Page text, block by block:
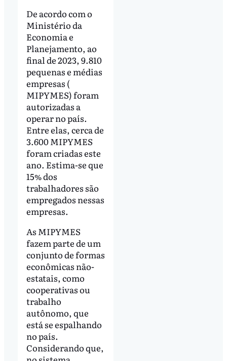
De acordo com o
Ministério da
Economia e
Planejamento, ao
final de 2023, 9.810
pequenas e médias
empresas (
MIPYMES) foram
autorizadas a
operar no país.
Entre elas, cerca de
3.600 MIPYMES
foram criadas este
ano. Estima-se que
15% dos
trabalhadores são
empregados nessas
empresas.
As MIPYMES
fazem parte de um
conjunto de formas
econômicas não-
estatais, como
cooperativas ou
trabalho
autônomo, que
está se espalhando
no país.
Considerando que,